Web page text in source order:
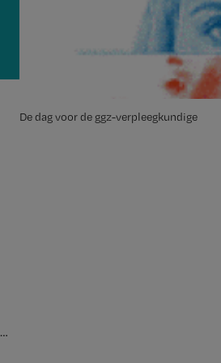
De dag voor de ggz-verpleegkundige
…